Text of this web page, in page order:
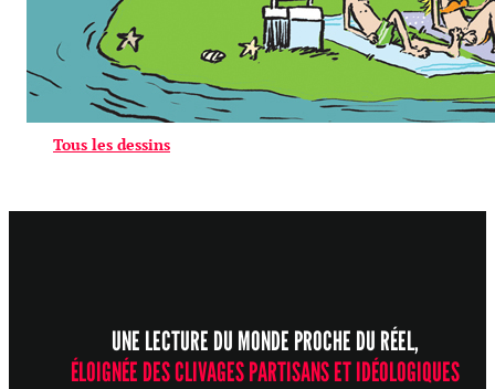
Tous les dessins
UNE LECTURE DU MONDE PROCHE DU RÉEL,
ÉLOIGNÉE DES CLIVAGES PARTISANS ET IDÉOLOGIQUES